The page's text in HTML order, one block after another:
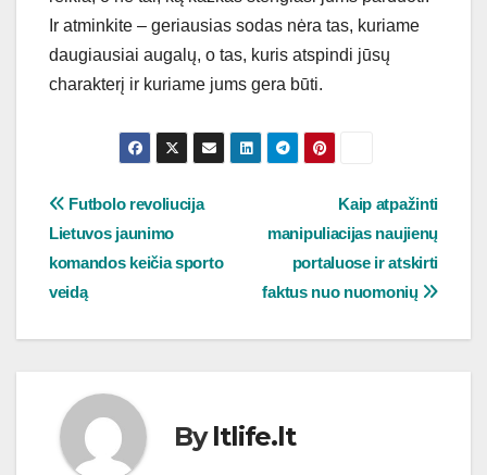
Ir atminkite – geriausias sodas nėra tas, kuriame
daugiausiai augalų, o tas, kuris atspindi jūsų
charakterį ir kuriame jums gera būti.
Navigacija
tarp
įrašų
Kaip atpažinti
manipuliacijas naujienų
portaluose ir atskirti
faktus nuo nuomonių
Futbolo revoliucija
Lietuvos jaunimo
komandos keičia sporto
veidą
Byltlife.lt